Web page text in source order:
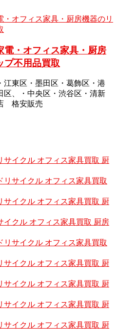
・オフィス家具・厨房
プ不用品買取
東区・墨田区・葛飾区・港
区、・中央区・渋谷区・清新
格安販売
サイクル オフィス家具買取 厨
リサイクル オフィス家具買取
サイクル オフィス家具買取 厨
イクル オフィス家具買取 厨房
リサイクル オフィス家具買取
サイクル オフィス家具買取 厨
サイクル オフィス家具買取 厨
サイクル オフィス家具買取 厨
サイクル オフィス家具買取 厨